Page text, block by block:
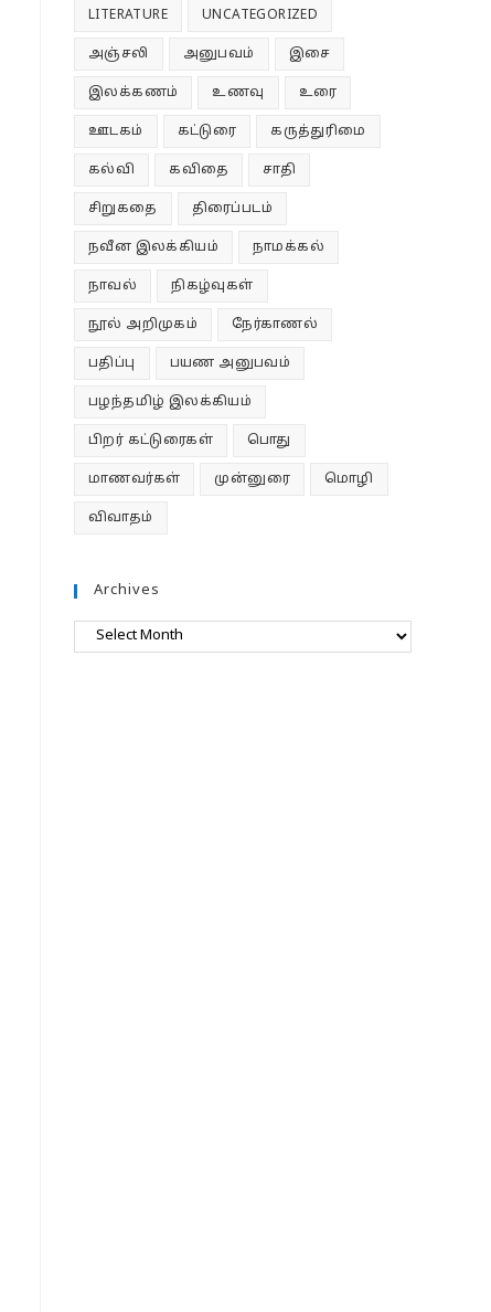
LITERATURE UNCATEGORIZED
அஞ்சலி அனுபவம் இசை
இலக்கணம் உணவு உரை
ஊடகம் கட்டுரை கருத்துரிமை
கல்வி கவிதை சாதி
சிறுகதை திரைப்படம்
நவீன இலக்கியம் நாமக்கல்
நாவல் நிகழ்வுகள்
நூல் அறிமுகம் நேர்காணல்
பதிப்பு பயண அனுபவம்
பழந்தமிழ் இலக்கியம்
பிறர் கட்டுரைகள் பொது
மாணவர்கள் முன்னுரை மொழி
விவாதம்
Archives
Archives